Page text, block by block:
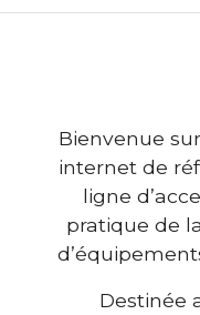
Bienvenue
internet de
ligne
pratique de
Destinée